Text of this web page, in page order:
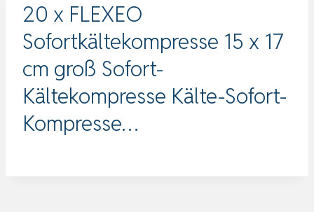
20 x FLEXEO
Sofortkältekompresse 15 x 17
cm groß Sofort-
Kältekompresse Kälte-Sofort-
Kompresse…